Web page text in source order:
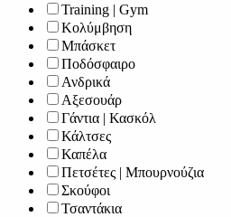
Training | Gym
Κολύμβηση
Μπάσκετ
Ποδόσφαιρο
Ανδρικά
Αξεσουάρ
Γάντια | Κασκόλ
Κάλτσες
Καπέλα
Πετσέτες | Μπουρνούζια
Σκούφοι
Τσαντάκια